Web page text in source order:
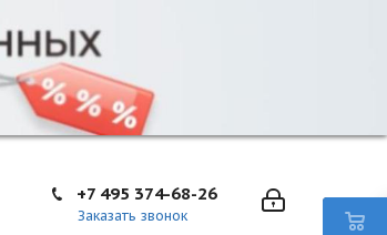
+7 495 374-68-26
Заказать звонок